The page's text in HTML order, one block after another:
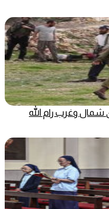
وغرب رام الله